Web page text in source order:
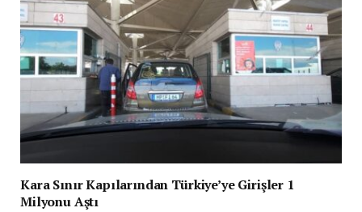
Kara Sınır Kapılarından Türkiye’ye Girişler 1
Milyonu Aştı